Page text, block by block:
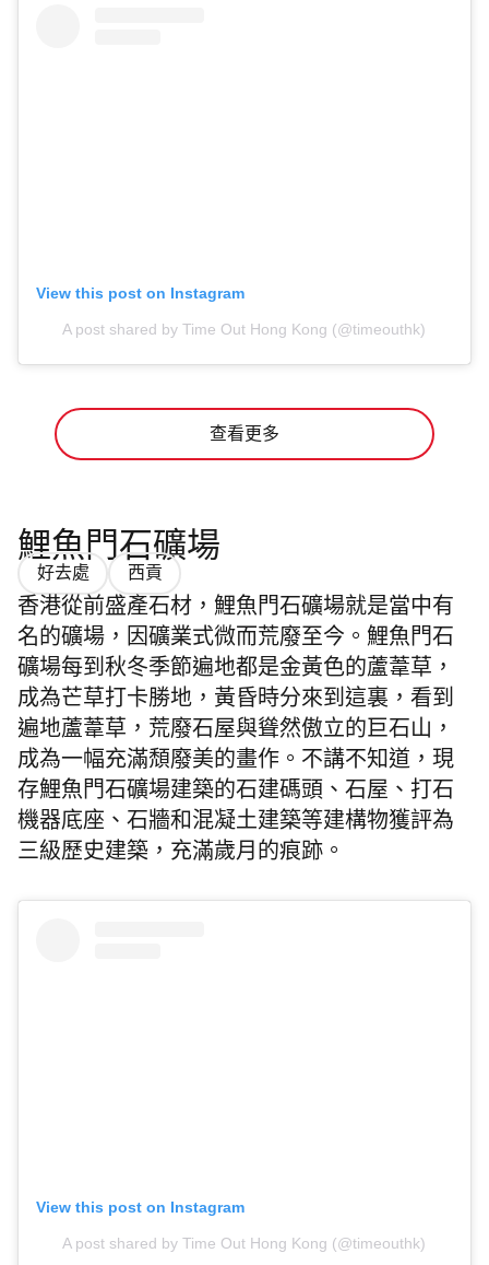
View this post on Instagram
A post shared by Time Out Hong Kong (@timeouthk)
查看更多
鯉魚門石礦場
好去處 西貢
香港從前盛產石材，鯉魚門石礦場就是當中有
名的礦場，因礦業式微而荒廢至今。 鯉魚門石
礦場每到秋冬季節遍地都是金黃色的蘆葦草，
成為芒草打卡勝地，黃昏時分來到這裏，看到
遍地蘆葦草，荒廢石屋與聳然傲立的巨石山，
成為一幅充滿頹廢美的畫作。不講不知道，現
存鯉魚門石礦場建築的石建碼頭、石屋、打石
機器底座、石牆和混凝土建築等建構物獲評為
三級歷史建築，充滿歲月的痕跡。
View this post on Instagram
A post shared by Time Out Hong Kong (@timeouthk)